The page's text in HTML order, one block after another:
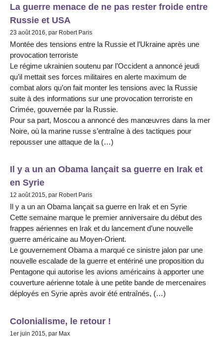
La guerre menace de ne pas rester froide entre
Russie et USA
23 août 2016, par Robert Paris
Montée des tensions entre la Russie et l’Ukraine après une
provocation terroriste
Le régime ukrainien soutenu par l’Occident a annoncé jeudi
qu’il mettait ses forces militaires en alerte maximum de
combat alors qu’on fait monter les tensions avec la Russie
suite à des informations sur une provocation terroriste en
Crimée, gouvernée par la Russie.
Pour sa part, Moscou a annoncé des manœuvres dans la mer
Noire, où la marine russe s’entraîne à des tactiques pour
repousser une attaque de la (…)
Il y a un an Obama lançait sa guerre en Irak et
en Syrie
12 août 2015, par Robert Paris
Il y a un an Obama lançait sa guerre en Irak et en Syrie
Cette semaine marque le premier anniversaire du début des
frappes aériennes en Irak et du lancement d’une nouvelle
guerre américaine au Moyen-Orient.
Le gouvernement Obama a marqué ce sinistre jalon par une
nouvelle escalade de la guerre et entériné une proposition du
Pentagone qui autorise les avions américains à apporter une
couverture aérienne totale à une petite bande de mercenaires
déployés en Syrie après avoir été entraînés, (…)
Colonialisme, le retour !
1er juin 2015, par Max